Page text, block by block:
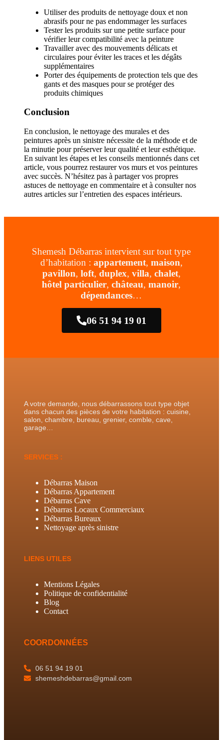
Utiliser des produits de nettoyage doux et non
abrasifs pour ne pas endommager les surfaces
Tester les produits sur une petite surface pour
vérifier leur compatibilité avec la peinture
Travailler avec des mouvements délicats et
circulaires pour éviter les traces et les dégâts
supplémentaires
Porter des équipements de protection tels que des
gants et des masques pour se protéger des
produits chimiques
Conclusion
En conclusion, le nettoyage des murales et des
peintures après un sinistre nécessite de la méthode et de
la minutie pour préserver leur qualité et leur esthétique.
En suivant les étapes et les conseils mentionnés dans cet
article, vous pourrez restaurer vos murs et vos peintures
avec succès. N’hésitez pas à partager vos propres
astuces de nettoyage en commentaire et à consulter nos
autres articles sur l’entretien des espaces intérieurs.
Shemesh Débarras intervient sur tout type
d’habitation : appartement, maison,
pavillon, loft, duplex, villa, chalet,
hôtel particulier,château,manoir,
dépendances…
06 51 94 19 01
A votre demande, nous débarrassons tout type objet
dans chacun des pièces de votre habitation : cuisine,
salon, chambre, bureau, grenier, comble, cave,
garage…
SERVICES :
Débarras Maison
Débarras Appartement
Débarras Cave
Débarras Locaux Commerciaux
Débarras Bureaux
Nettoyage après sinistre
LIENS UTILES
Mentions Légales
Politique de confidentialité
Blog
Contact
COORDONNÉES
06 51 94 19 01
shemeshdebarras@gmail.com